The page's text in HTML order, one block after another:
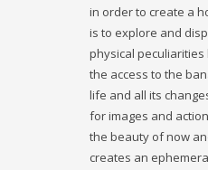
in order to create a
is to explore and
physical
the access to the
life and all its
for images and
the beauty of now
creates an